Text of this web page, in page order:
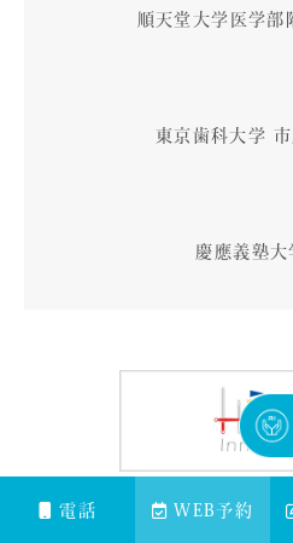
電話 WEB予約
順天堂大学医学部
東京歯科大学
慶應義塾大